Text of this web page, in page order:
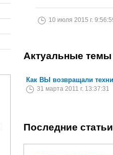
10 июля 2015 г.
Актуальные темы
Как ВЫ возвращали
31 марта 2011 г. 13:37:31
Последние статьи